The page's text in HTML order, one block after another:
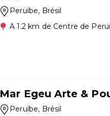
Peruíbe, Brésil
A 1.2 km de Centre de
Mar Egeu Arte &
Peruíbe, Brésil